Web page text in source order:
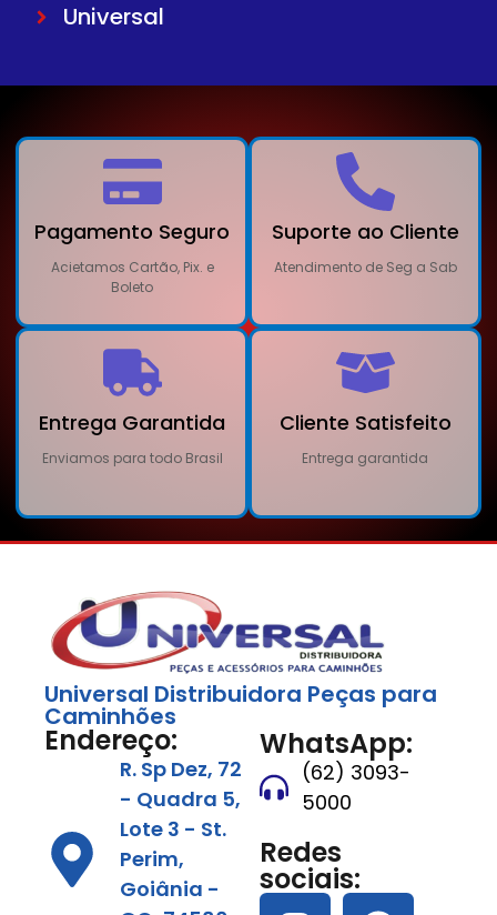
Universal
Pagamento Seguro
Acietamos Cartão, Pix. e
Boleto
Suporte ao Cliente
Atendimento de Seg a Sab
Entrega Garantida
Enviamos para todo Brasil
Cliente Satisfeito
Entrega garantida
Universal Distribuidora Peças para
Caminhões
Endereço:
R. Sp Dez, 72
- Quadra 5,
Lote 3 - St.
Perim,
Goiânia -
WhatsApp:
(62) 3093-
5000
Redes
sociais: